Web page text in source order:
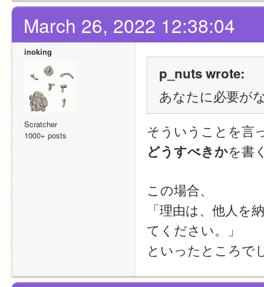
March 26, 2022 12:38:04
inoking
Scratcher
1000+ posts
p_nuts wrote:
あなたに必要が
そういうことを言
どうすべきかを書
この場合、
「理由は、他人を
てください。」
といったところで